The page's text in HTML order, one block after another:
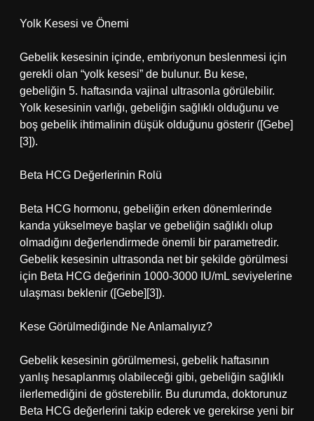
Yolk Kesesi ve Önemi
Gebelik kesesinin içinde, embriyonun beslenmesi için
gerekli olan “yolk kesesi” de bulunur. Bu kese,
gebeliğin 5. haftasında vajinal ultrasonla görülebilir.
Yolk kesesinin varlığı, gebeliğin sağlıklı olduğunu ve
boş gebelik ihtimalinin düşük olduğunu gösterir ([Gebe]
[3]).
Beta HCG Değerlerinin Rolü
Beta HCG hormonu, gebeliğin erken dönemlerinde
kanda yükselmeye başlar ve gebeliğin sağlıklı olup
olmadığını değerlendirmede önemli bir parametredir.
Gebelik kesesinin ultrasonda net bir şekilde görülmesi
için Beta HCG değerinin 1000-3000 IU/mL seviyelerine
ulaşması beklenir ([Gebe][3]).
Kese Görülmediğinde Ne Anlamalıyız?
Gebelik kesesinin görülmemesi, gebelik haftasının
yanlış hesaplanmış olabileceği gibi, gebeliğin sağlıklı
ilerlemediğini de gösterebilir. Bu durumda, doktorunuz
Beta HCG değerlerini takip ederek ve gerekirse yeni bir